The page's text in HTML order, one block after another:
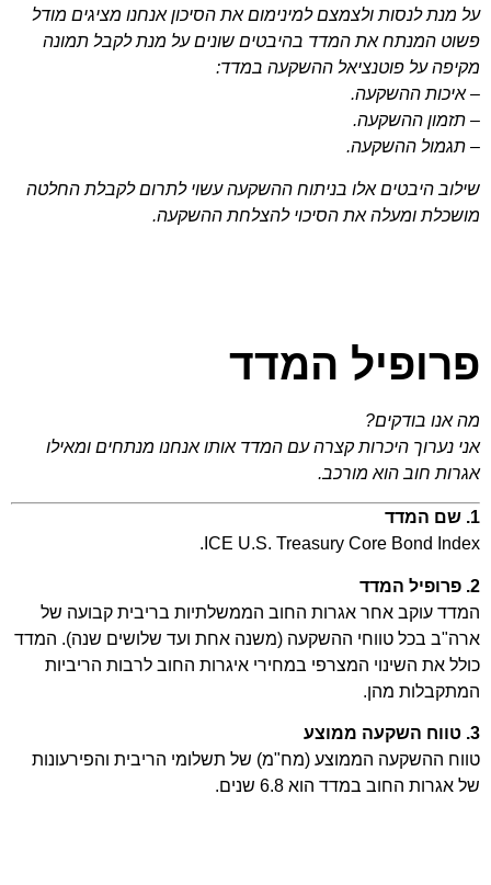
על מנת לנסות ולצמצם למינימום את הסיכון אנחנו מציגים מודל
פשוט המנתח את המדד בהיבטים שונים על מנת לקבל תמונה
מקיפה על פוטנציאל ההשקעה במדד:
– איכות ההשקעה.
– תזמון ההשקעה.
– תגמול ההשקעה.
שילוב היבטים אלו בניתוח ההשקעה עשוי לתרום לקבלת החלטה
מושכלת ומעלה את הסיכוי להצלחת ההשקעה.
פרופיל המדד
מה אנו בודקים?
אני נערוך היכרות קצרה עם המדד אותו אנחנו מנתחים ומאילו
אגרות חוב הוא מורכב.
1. שם המדד
ICE U.S. Treasury Core Bond Index.
2. פרופיל המדד
המדד עוקב אחר אגרות החוב הממשלתיות בריבית קבועה של
ארה"ב בכל טווחי ההשקעה (משנה אחת ועד שלושים שנה). המדד
כולל את השינוי המצרפי במחירי איגרות החוב לרבות הריביות
המתקבלות מהן.
3. טווח השקעה ממוצע
טווח ההשקעה הממוצע (מח"מ) של תשלומי הריבית והפירעונות
של אגרות החוב במדד הוא 6.8 שנים.